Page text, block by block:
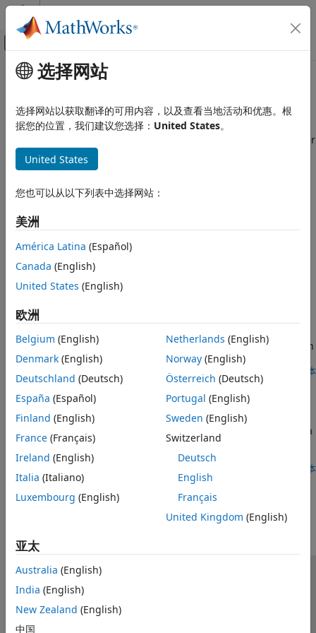
跳到内容
画布外导航菜单切换
文档主页
FPGA、ASIC 和 SoC 开发
HDL Coder 支持的硬件
目标 AMD RFSoC 硬件
类别
FPGA 数据采集
外部存储访问
多相通道化器和多片同步
主要内容
外部存储访问
读写 PL-DDR4 存储数据
HDL Coder™ 参考设计提供了一种方法，可通过使用 AXI4-Master
将 IP 设计连接到可编程逻辑 (PL) 双倍数据速率 4 (DDR4) 内存接
口。从 PL-DDR4 内存采集模数转换器 (ADC) 数据，并将从 PL-
主题
Reference Designs for RFSoC Devices
Learn about how to use RFSoC reference designs and their
requirements.
ADC Data Capture to DDR Memory on RFSoC Device
Perform analog-to-digital converter (ADC) data captures with
programmable logic (PL) double data rate 4 (DDR4) memory.
打开脚本
DAC Data Transmit from DDR Memory on RFSoC
Device
Transmit waveforms out of the digital-to-analog converter
(DAC) that is read from programmable logic (PL) double data
rate 4 (DDR4) memory. Using PL-DDR4 memory offers
advantages such as the ability to access 4 gigabytes of
memory space. This amount of memory can help facilitate
applications requiring large waveform transmissions that
are not normally feasible with FPGA block random access
memory (BRAM). This figure shows the relevant intellectual
property (IP) interfaces and connectivity that are used in this
打开脚本
本页内容对您有帮助吗？
选择网站
选择网站以获取翻译的可用内容，以及查看当地活动和优惠。根
据您的位置，我们建议您选择： United States。
United States
您也可以从以下列表中选择网站：
美洲
América Latina (Español)
Canada (English)
United States (English)
欧洲
Belgium (English)
Denmark (English)
Deutschland (Deutsch)
España (Español)
Finland (English)
France (Français)
Ireland (English)
Italia (Italiano)
Luxembourg (English)
Netherlands (English)
Norway(English)
Österreich (Deutsch)
Portugal (English)
Sweden (English)
Switzerland
Deutsch
English
Français
United Kingdom (English)
亚太
Australia (English)
India (English)
New Zealand (English)
中国